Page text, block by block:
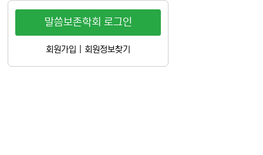
말씀보존학회 로그인
회원가입 회원정보찾기